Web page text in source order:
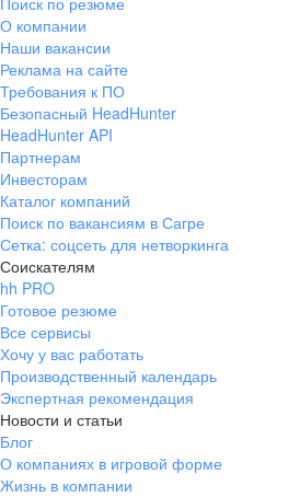
О компании
Наши вакансии
Реклама на сайте
Требования к ПО
Безопасный HeadHunter
HeadHunter API
Партнерам
Инвесторам
Каталог компаний
Поиск по вакансиям в Сагре
Сетка: соцсеть для нетворкинга
Соискателям
hh PRO
Готовое резюме
Все сервисы
Хочу у вас работать
Производственный календарь
Экспертная рекомендация
Новости и статьи
Блог
О компаниях в игровой форме
Жизнь в компании